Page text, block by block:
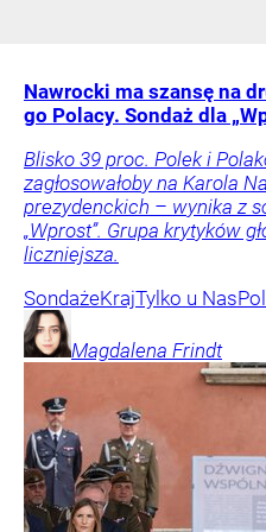
Nawrocki ma szansę na
go Polacy. Sondaż dla
Blisko 39 proc. Polek i
zagłosowałoby na Karola
prezydenckich – wynika z
„Wprost”. Grupa krytyków
liczniejsza.
SondażeKrajTylko u Nas
Magdalena Frindt